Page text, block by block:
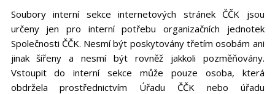
Soubory interní sekce internetových stránek ČČK jsou
určeny jen pro interní potřebu organizačních jednotek
Společnosti ČČK. Nesmí být poskytovány třetím osobám ani
jinak šířeny a nesmí být rovněž jakkoli pozměňovány.
Vstoupit do interní sekce může pouze osoba, která
obdržela prostřednictvím Úřadu ČČK nebo úřadu